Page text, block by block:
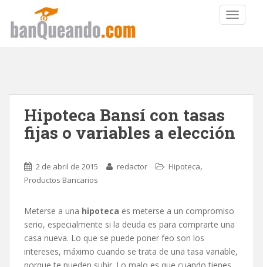
Hipoteca Bansí con tasas
fijas o variables a elección
2 de abril de 2015 redactor Hipoteca,
Productos Bancarios
Meterse a una hipoteca es meterse a un compromiso
serio, especialmente si la deuda es para comprarte una
casa nueva. Lo que se puede poner feo son los
intereses, máximo cuando se trata de una tasa variable,